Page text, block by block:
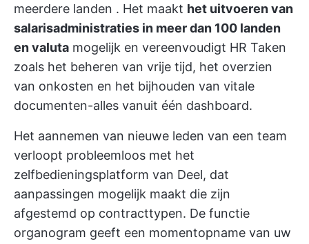
meerdere landen . Het maakt het uitvoeren van
salarisadministraties in meer dan 100 landen
en valuta mogelijk en vereenvoudigt HR Taken
zoals het beheren van vrije tijd, het overzien
van onkosten en het bijhouden van vitale
documenten-alles vanuit één dashboard.
Het aannemen van nieuwe leden van een team
verloopt probleemloos met het
zelfbedieningsplatform van Deel, dat
aanpassingen mogelijk maakt die zijn
afgestemd op contracttypen. De functie
organogram geeft een momentopname van uw